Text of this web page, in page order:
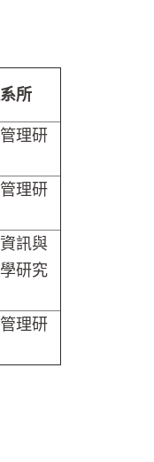
所
理研
理研
訊與
研究
理研